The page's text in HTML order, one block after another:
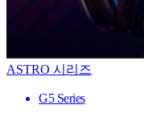
ASTRO 시리즈
G5 Series